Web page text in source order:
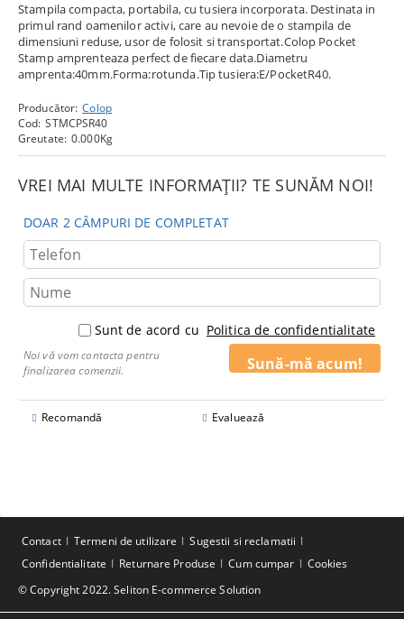
Stampila compacta, portabila, cu tusiera incorporata. Destinata in
primul rand oamenilor activi, care au nevoie de o stampila de
dimensiuni reduse, usor de folosit si transportat.Colop Pocket
Stamp amprenteaza perfect de fiecare data.Diametru
amprenta:40mm.Forma:rotunda.Tip tusiera:E/PocketR40.
Producător: Colop
Cod: STMCPSR40
Greutate: 0.000Kg
VREI MAI MULTE INFORMAȚII? TE SUNĂM NOI!
DOAR 2 CÂMPURI DE COMPLETAT
Sunt de acord cu Politica de confidentialitate
Noi vă vom contacta pentru
finalizarea comenzii.
Recomandă Evaluează
© Copyright 2022. Seliton E-commerce Solution
Contact Termeni de utilizare
Sugestii si reclamatii
Confidentialitate
Returnare Produse Cum cumpar Cookies